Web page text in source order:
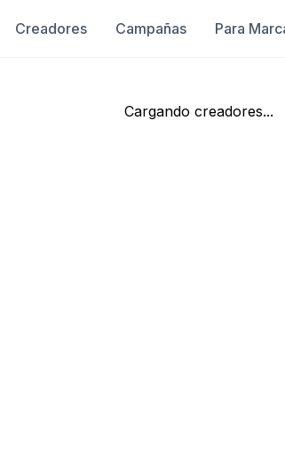
Creadores Campañas Para
Cargando creadores...